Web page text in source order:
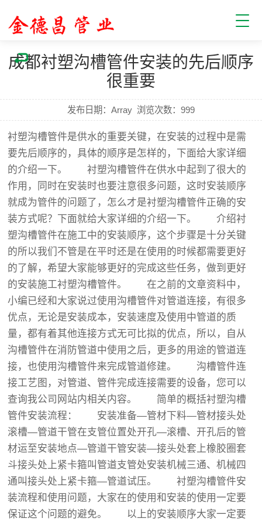
成都衬塑沟槽管件安装的先后顺序
很重要
发布日期：Array 浏览次数：999
衬塑沟槽管件是供水的重要关键，在安装的过程中是需
要先后顺序的，具体的顺序是怎样的，下面给大家详细
的介绍一下。 衬塑沟槽管件在供水中起到了很大的
作用，同时在安装时也要注意很多问题，这时安装顺序
就成为管件的问题了，怎么才是衬塑沟槽管件正确的安
装方式呢？下面就给大家详细的介绍一下。 介绍衬
塑沟槽管件在施工中的安装顺序，这个步骤是十分关键
的所以我们不管是在平时还是在使用的时候都需要更好
的了解，希望大家能够更好的完成这些任务，做到更好
的安装施工衬塑沟槽管件。 在之前的文章资料中，
小编已经和大家说过使用沟槽管件对管道连接，有很多
优点，无论是安装成本，安装速度及使用中管道的质
量，都有着其他连接方式无可比拟的优点，所以，自从
沟槽管件在消防管道中使用之后，更多的用途的管道连
接，也使用沟槽管件来完成管道修建。 沟槽管件连
接工艺图，对管道、管件完成连接需要的设备，您可以
查询我公司网站内相关内容。 简单的概括衬塑沟槽
管件安装流程： 安装准备—管材下料—管材接头处
滚槽—管道干管在支管位置处开孔—滚槽、开孔后的管
材运至安装地点—管道干管安装—接头处套上橡胶圈套
斗接头处上紧卡箍叫管道支管处安装机械三通、机械四
通叫接头处上紧卡箍—管道试压。 衬塑沟槽管件安
装流程和使用问题，大家在的使用和安装的使用一定要
保证这个问题的避免。 以上的安装顺序大家一定要